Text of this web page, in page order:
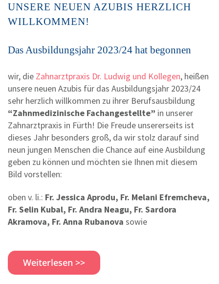
NSERE NEUEN AZUBIS HERZLICH W
ILLKOMMEN!
Das Ausbildungsjahr 2023/24 hat begonnen
wir, die Zahnarztpraxis Dr. Ludwig und Kollegen, heißen
unsere neuen Azubis für das Ausbildungsjahr 2023/24
sehr herzlich willkommen zu ihrer Berufsausbildung
“Zahnmedizinische Fachangestellte” in unserer
Zahnarztpraxis in Fürth! Die Freude unsererseits ist
dieses Jahr besonders groß, da wir stolz darauf sind
neun jungen Menschen die Chance auf eine Ausbildung
geben zu können und möchten sie Ihnen mit diesem
Bild vorstellen:
oben v. li.: Fr. Jessica Aprodu, Fr. Melani Efremcheva,
Fr. Selin Kubal, Fr. Andra Neagu, Fr. Sardora
Akramova, Fr. Anna Rubanova sowie
Weiterlesen >>